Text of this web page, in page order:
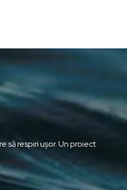
să respiri ușor. Un proiect